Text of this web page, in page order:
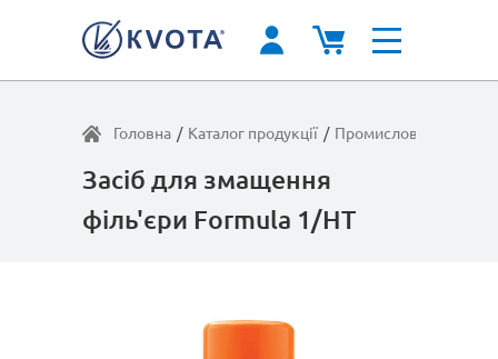
Головна / Каталог продукції / Промислові мастила
Засіб для змащення
філь'єри Formula 1/HT